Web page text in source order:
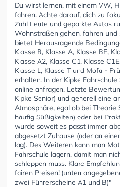
Du wirst lernen, mit einem VW,
fahren. Achte darauf, dich zu
Zahl Leute und geparkte Autos
Wohnstraßen gehen, fahren und
bietet Herausragende
Klasse B, Klasse A, Klasse BE,
Klasse A2, Klasse C1, Klasse
Klasse L, Klasse T und Mofa -
erhalten. In der Kipke Fahrschule
online anfragen. Letzte
Kipke Senior) und generell eine
Atmosphäre, egal ob bei Theorie
häufig Süßigkeiten) oder bei
wurde soweit es passt immer
abgesetzt Zuhause (oder an
lag). Des Weiteren kann man
Fahrschule lagern, damit man
schleppen muss. Klare
fairen Preisen! (unten
zwei Führerscheine A1 und B)"